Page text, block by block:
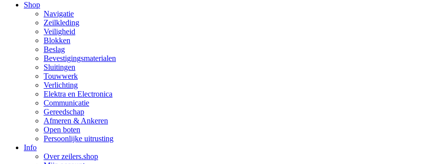
Shop
Navigatie
Zeilkleding
Veiligheid
Blokken
Beslag
Bevestigings­­materialen
Sluitingen
Touwwerk
Verlichting
Elektra en Electronica
Communicatie
Gereedschap
Afmeren & Ankeren
Open boten
Persoonlijke uitrusting
Info
Over zeilers.shop